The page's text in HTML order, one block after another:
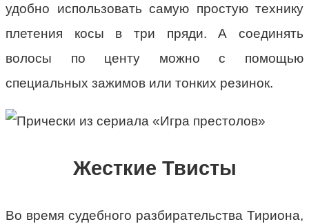
удобно использовать самую простую технику
плетения косы в три пряди. А соединять
волосы по центу можно с помощью
специальных зажимов или тонких резинок.
Жесткие Твисты
Во время судебного разбирательства Тириона,